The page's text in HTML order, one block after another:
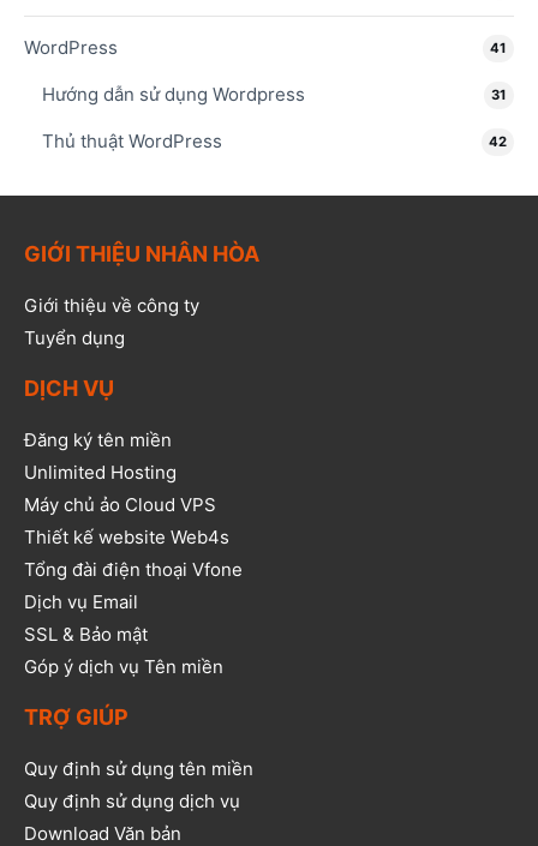
WordPress 41
Hướng dẫn sử dụng Wordpress 31
Thủ thuật WordPress 42
GIỚI THIỆU NHÂN HÒA
Giới thiệu về công ty
Tuyển dụng
DỊCH VỤ
Đăng ký tên miền
Unlimited Hosting
Máy chủ ảo Cloud VPS
Thiết kế website Web4s
Tổng đài điện thoại Vfone
Dịch vụ Email
SSL & Bảo mật
Góp ý dịch vụ Tên miền
TRỢ GIÚP
Quy định sử dụng tên miền
Quy định sử dụng dịch vụ
Download Văn bản